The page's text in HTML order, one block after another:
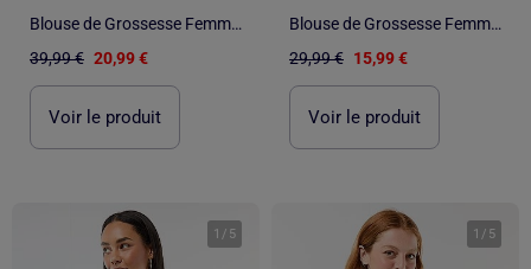
Blouse de Grossesse Femme Mamalicious
39,99 € 20,99 €
Voir le produit
Blouse de Grossesse Femme Mamalicious
29,99 € 15,99 €
Voir le produit
1 / 5 1 / 5